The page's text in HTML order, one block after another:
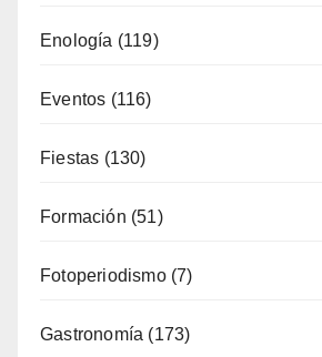
Enología (119)
Eventos (116)
Fiestas (130)
Formación (51)
Fotoperiodismo(7)
Gastronomía (173)